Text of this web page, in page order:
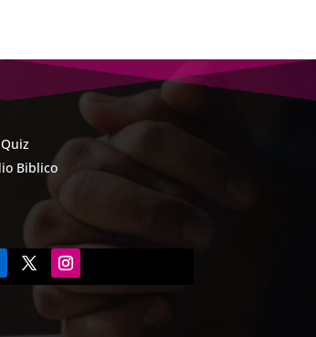
Biblico